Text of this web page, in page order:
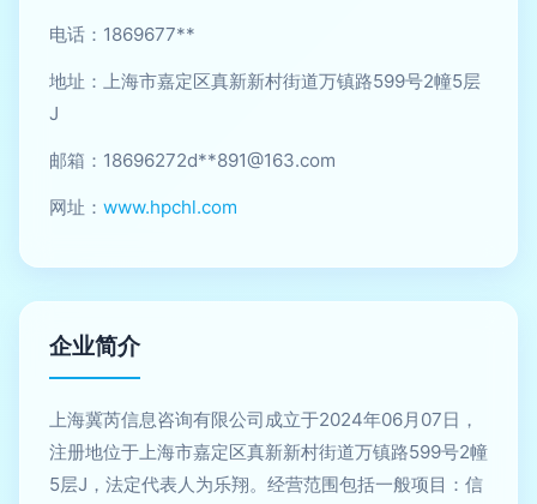
电话：1869677**
地址：上海市嘉定区真新新村街道万镇路599号2幢5层
J
邮箱：18696272d**891@163.com
网址： www.hpchl.com
企业简介
上海冀芮信息咨询有限公司成立于2024年06月07日，
注册地位于上海市嘉定区真新新村街道万镇路599号2幢
5层J，法定代表人为乐翔。经营范围包括一般项目：信